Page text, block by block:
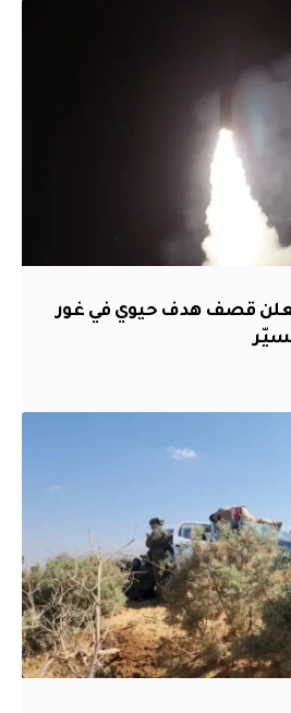
قصف هدف حيوي في غور